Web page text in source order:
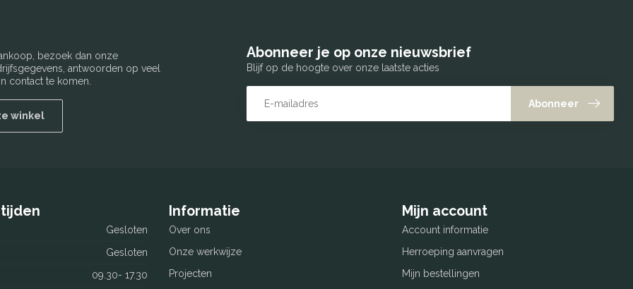
bezoek dan onze
antwoorden op veel
contact te komen.
winkel
Abonneer je op onze nieuwsbrief
Blijf op de hoogte over onze laatste acties
Abonneer
Gesloten
Gesloten
09.30- 17.30
Informatie
Over ons
Onze werkwijze
Projecten
Mijn account
Account informatie
Herroeping aanvragen
Mijn bestellingen